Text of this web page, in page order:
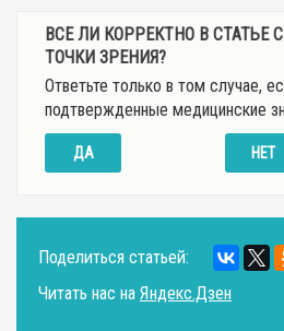
ВСЕ ЛИ КОРРЕКТНО В СТАТЬЕ
ТОЧКИ ЗРЕНИЯ?
Ответьте только в том случае,
подтвержденные медицинские
ДА НЕТ
Поделиться статьей:
Читать нас на Яндекс.Дзен